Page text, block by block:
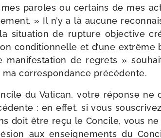
paroles ou cer­tains de mes
» Il n’y a là aucune
situa­tion de rup­ture objec­tive
condi­tion­nelle et d’une
de regrets »
cor­res­pon­dance précédente.
du Vatican, votre réponse ne
: en effet, si vous
doit être reçu le Concile, vous
aux ensei­gne­ments du